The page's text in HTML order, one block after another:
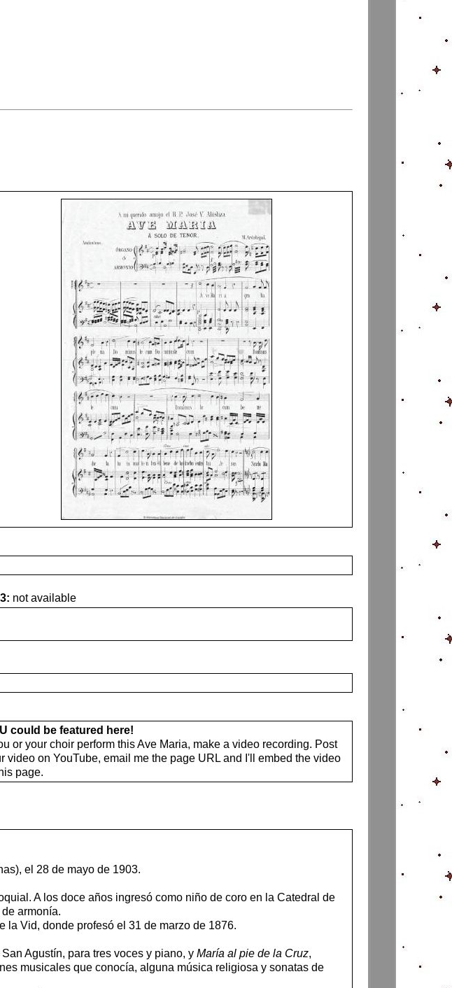
not available
could be featured here!
or your choir perform this Ave Maria, make a video recording. Post
video on YouTube, email me the page URL and I'll embed the video
page.
el 28 de mayo de 1903.
A los doce años ingresó como niño de coro en la Catedral de
armonía.
Vid, donde profesó el 31 de marzo de 1876.
Agustín, para tres voces y piano, y María al pie de la Cruz,
musicales que conocía, alguna música religiosa y sonatas de